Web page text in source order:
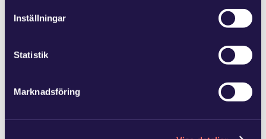
Inställningar
Statistik
Marknadsföring